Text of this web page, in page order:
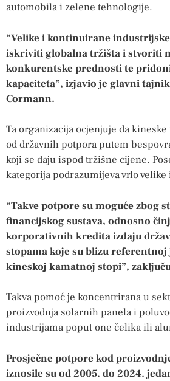
automobila i zelene tehnologije.
“Velike i kontinuirane
iskriviti globalna tržišta i stvoriti
konkurentske prednosti te
kapaciteta”, izjavio je glavni
Cormann.
Ta organizacija ocjenjuje da
od državnih potpora putem
koji se daju ispod tržišne cijene.
kategorija podrazumijeva vrlo velike
“Takve potpore su moguće zbog
financijskog sustava, odnosno
korporativnih kredita izdaju
stopama koje su blizu
kineskoj kamatnoj stopi”,
Takva pomoć je koncentrirana u
proizvodnja solarnih panela i
industrijama poput one čelika ili
Prosječne potpore kod
iznosile su od 2005. do 2024.